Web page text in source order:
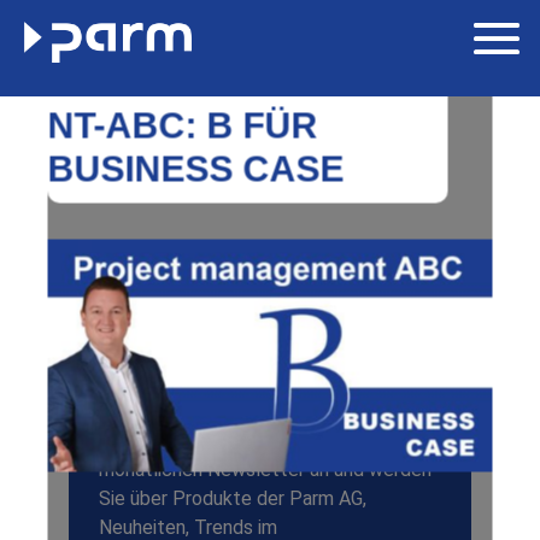
NT-ABC: B FÜR
BUSINESS CASE
Newsletter
Melden Sie sich zu unserem
monatlichen Newsletter an und werden
Sie über Produkte der Parm AG,
Neuheiten, Trends im